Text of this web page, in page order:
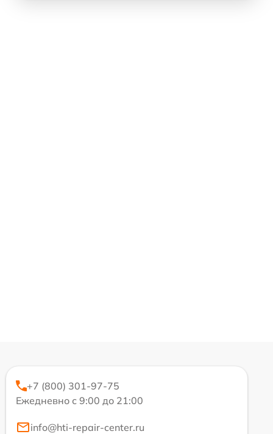
+7 (800) 301-97-75
Ежедневно с 9:00 до 21:00
info@hti-repair-center.ru